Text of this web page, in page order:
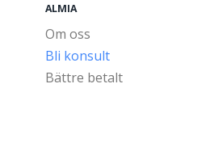
ALMIA
Om oss
Bli konsult
Bättre betalt